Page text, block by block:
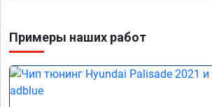
Примеры наших работ